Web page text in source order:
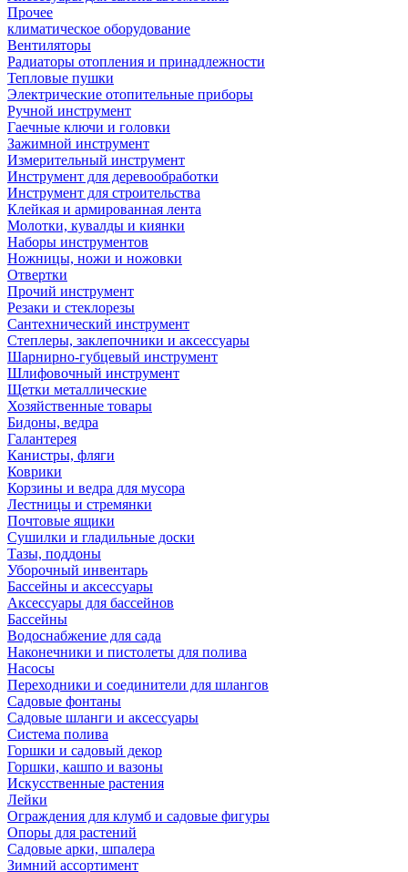
Прочее
климатическое оборудование
Вентиляторы
Радиаторы отопления и принадлежности
Тепловые пушки
Электрические отопительные приборы
Ручной инструмент
Гаечные ключи и головки
Зажимной инструмент
Измерительный инструмент
Инструмент для деревообработки
Инструмент для строительства
Клейкая и армированная лента
Молотки, кувалды и киянки
Наборы инструментов
Ножницы, ножи и ножовки
Отвертки
Прочий инструмент
Резаки и стеклорезы
Сантехнический инструмент
Степлеры, заклепочники и аксессуары
Шарнирно-губцевый инструмент
Шлифовочный инструмент
Щетки металлические
Хозяйственные товары
Бидоны, ведра
Галантерея
Канистры, фляги
Коврики
Корзины и ведра для мусора
Лестницы и стремянки
Почтовые ящики
Сушилки и гладильные доски
Тазы, поддоны
Уборочный инвентарь
Бассейны и аксессуары
Аксессуары для бассейнов
Бассейны
Водоснабжение для сада
Наконечники и пистолеты для полива
Насосы
Переходники и соединители для шлангов
Садовые фонтаны
Садовые шланги и аксессуары
Система полива
Горшки и садовый декор
Горшки, кашпо и вазоны
Искусственные растения
Лейки
Ограждения для клумб и садовые фигуры
Опоры для растений
Садовые арки, шпалера
Зимний ассортимент